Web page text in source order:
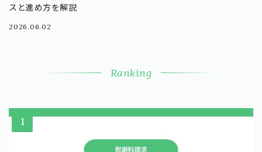
スと進め方を解説
2026.06.02
Ranking